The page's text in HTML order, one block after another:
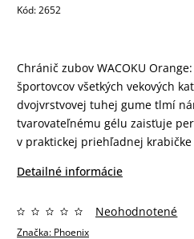
Kód:2652
Chránič zubov WACOKU
športovcov všetkých vekových
dvojvrstvovej tuhej gume tlmí
tvarovateľnému gélu zaisťuje
v praktickej priehľadnej
Detailné informácie
Značka: Phoenix
Neohodnotené